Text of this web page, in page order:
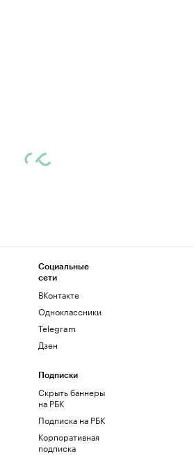
Социальные
сети
ВКонтакте
Одноклассники
Telegram
Дзен
Подписки
Скрыть баннеры
на РБК
Подписка на РБК
Корпоративная
подписка